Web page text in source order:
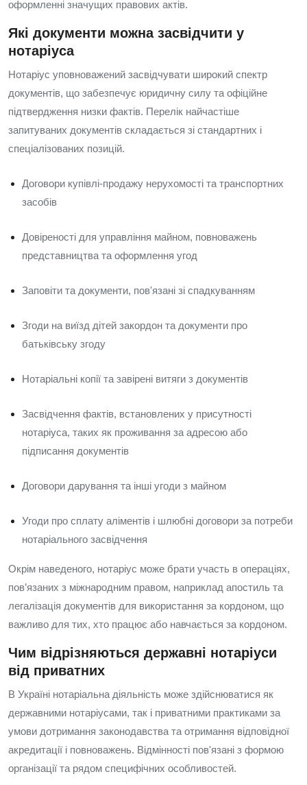
оформленні значущих правових актів.
Які документи можна засвідчити у
нотаріуса
Нотаріус уповноважений засвідчувати широкий спектр
документів, що забезпечує юридичну силу та офіційне
підтвердження низки фактів. Перелік найчастіше
запитуваних документів складається зі стандартних і
спеціалізованих позицій.
Договори купівлі-продажу нерухомості та транспортних
засобів
Довіреності для управління майном, повноважень
представництва та оформлення угод
Заповіти та документи, пов'язані зі спадкуванням
Згоди на виїзд дітей закордон та документи про
батьківську згоду
Нотаріальні копії та завірені витяги з документів
Засвідчення фактів, встановлених у присутності
нотаріуса, таких як проживання за адресою або
підписання документів
Договори дарування та інші угоди з майном
Угоди про сплату аліментів і шлюбні договори за потреби
нотаріального засвідчення
Окрім наведеного, нотаріус може брати участь в операціях,
пов’язаних з міжнародним правом, наприклад апостиль та
легалізація документів для використання за кордоном, що
важливо для тих, хто працює або навчається за кордоном.
Чим відрізняються державні нотаріуси
від приватних
В Україні нотаріальна діяльність може здійснюватися як
державними нотаріусами, так і приватними практиками за
умови дотримання законодавства та отримання відповідної
акредитації і повноважень. Відмінності пов'язані з формою
організації та рядом специфічних особливостей.